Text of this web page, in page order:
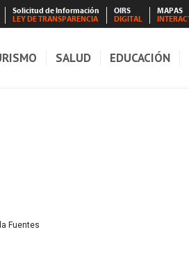
Solicitud de Información
LEY DE TRANSPARENCIA
OIRS
DIGITAL
MAPAS
SALUD EDUCACIÓN
Fuentes